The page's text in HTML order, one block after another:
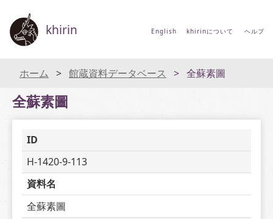
khirin English khirinについて ヘルプ
ホーム 館蔵資料データベース 全蘇素圖
全蘇素圖
ID
H-1420-9-113
資料名
全蘇素圖